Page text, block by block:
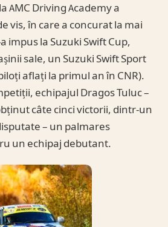
AMC Driving Academy a
vis, în care a concurat la mai
impus la Suzuki Swift Cup,
sale, un Suzuki Swift Sport
aflați la primul an în CNR).
echipajul Dragos Tuluc –
câte cinci victorii, dintr-un
– un palmares
un echipaj debutant.